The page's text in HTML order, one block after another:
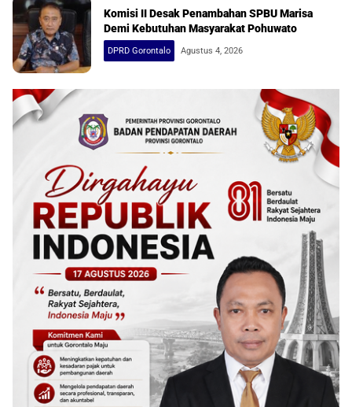
Komisi II Desak Penambahan SPBU Marisa
Demi Kebutuhan Masyarakat Pohuwato
DPRD Gorontalo Agustus 4, 2026